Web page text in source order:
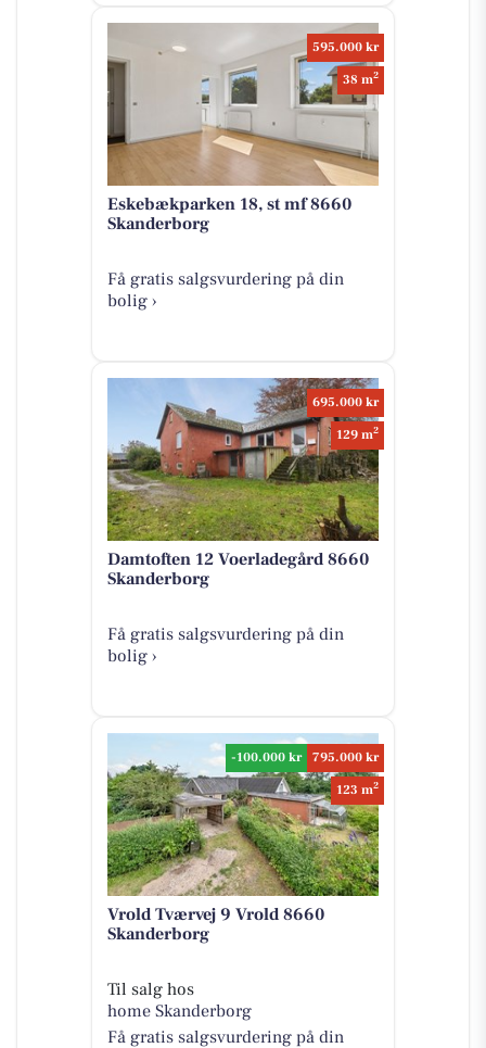
595.000 kr
38 m2
Eskebækparken 18, st mf 8660
Skanderborg
Få gratis salgsvurdering på din
bolig ›
695.000 kr
129 m2
Damtoften 12 Voerladegård 8660
Skanderborg
Få gratis salgsvurdering på din
bolig ›
-100.000 kr
795.000 kr
123 m2
Vrold Tværvej 9 Vrold 8660
Skanderborg
Til salg hos
home Skanderborg
Få gratis salgsvurdering på din